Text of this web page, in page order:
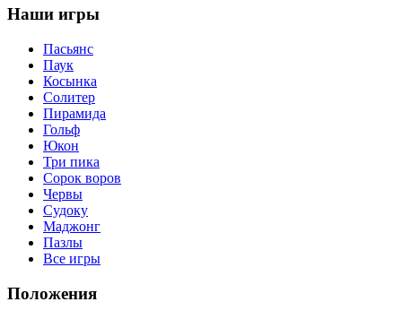
Наши игры
Пасьянс
Паук
Косынка
Солитер
Пирамида
Гольф
Юкон
Три пика
Сорок воров
Червы
Судоку
Маджонг
Пазлы
Все игры
Положения